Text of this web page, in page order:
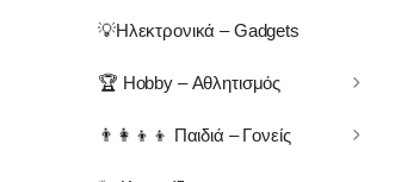
💡Ηλεκτρονικά – Gadgets
🏆 Hobby – Αθλητισμός
👨‍👩‍👦‍👦 Παιδιά – Γονείς